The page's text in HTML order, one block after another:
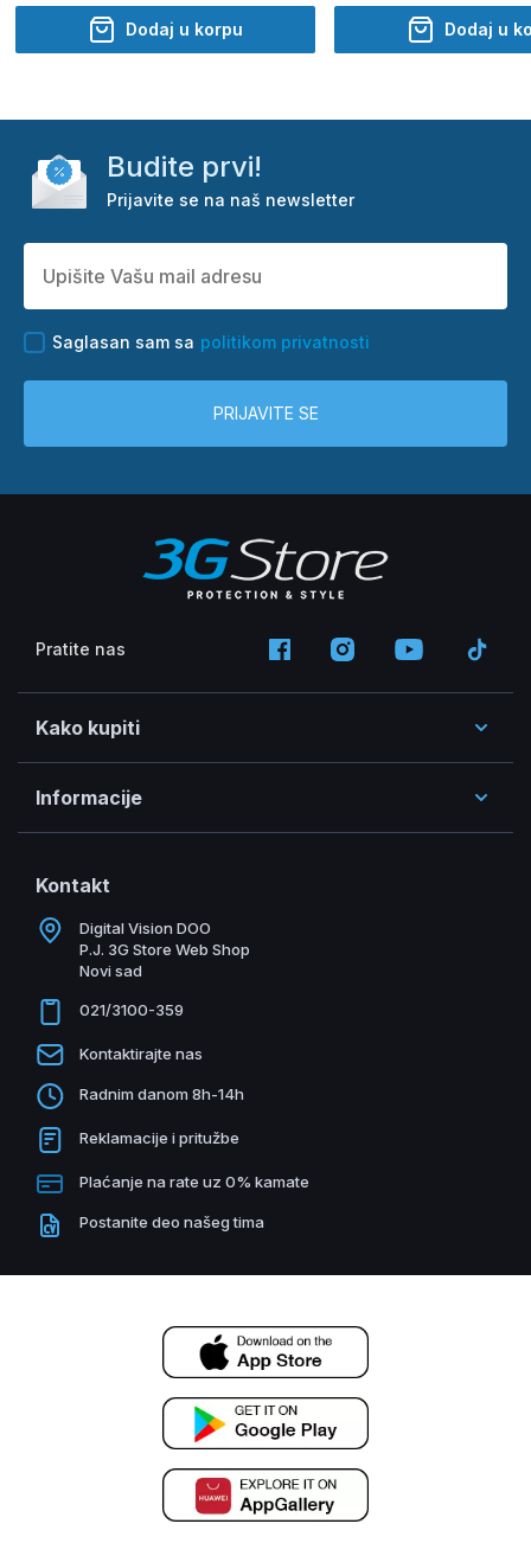
Dodaj u korpu Dodaj u
Budite prvi!
Prijavite se na naš newsletter
Saglasan sam sa politikom privatnosti
PRIJAVITE SE
Pratite nas
Kako kupiti
Informacije
Kontakt
Digital Vision DOO
P.J. 3G Store Web Shop
Novi sad
021/3100-359
Kontaktirajte nas
Radnim danom 8h-14h
Reklamacije i pritužbe
Plaćanje na rate uz 0% kamate
Postanite deo našeg tima